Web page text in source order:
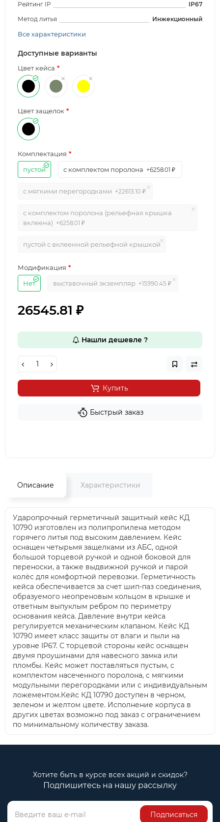
Рейтинг IP
IP67
Метод литья
Инжекционный
Все характеристики
Доступные варианты
Цвет кейса
Цвет защелок
Комплектация
пустой
с комплектом поролона +6258.01 ₽
с мягкими перегородками +22613.10 ₽
с комплектом поролона (рельефная крышка
вклеена) +6258.01 ₽
пустой с вклеенной рельефной крышкой
Модификация
Нет
выставочный экземпляр +15990.45 ₽
26545.81 ₽
Нашли дешевле ?
Купить
Быстрый заказ
Описание Характеристики
Ударопрочный герметичный защитный кейс КД
10790 изготовлен из полипропилена методом
горячего литья под высоким давлением. Кейс
оснащен четырьмя защелками из АБС, одной
большой торцевой ручкой и одной боковой для
переноски, а также выдвижной ручкой и парой
колёс для комфортной перевозки. Герметичность
кейса обеспечивается за счет шип-паз соединения,
образуемого неопреновым кольцом в крышке и
ответным выпуклым ребром по периметру
основания кейса. Давление внутри кейса
регулируется механическим клапаном. Кейс КД
10790 имеет класс защиты от влаги и пыли на
уровне IP67. С торцевой стороны кейс оснащен
двумя проушинами для навесного замка или
пломбы. Кейс может поставляться пустым, с
комплектом насеченного поролона, с мягкими
модульными перегородками или с индивидуальным
ложементом.Кейс КД 10790 доступен в черном,
зеленом и желтом цвете. Исполнение корпуса в
других цветах возможно под заказ с ограничением
по минимальному количеству заказа.
Хотите быть в курсе всех акций и скидок?
Подпишитесь на нашу рассылку
Подписаться